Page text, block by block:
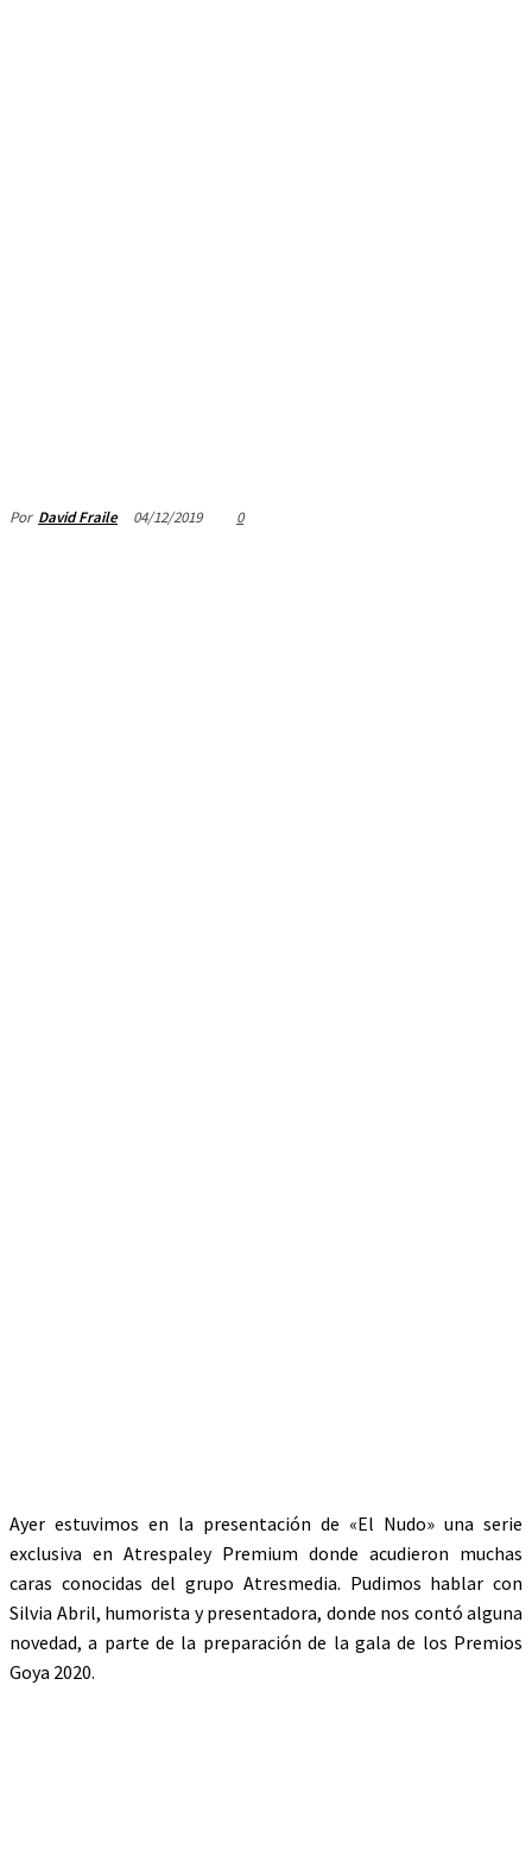
Por David Fraile 04/12/2019 0
Ayer estuvimos en la presentación de «El Nudo» una serie
exclusiva en Atrespaley Premium donde acudieron muchas
caras conocidas del grupo Atresmedia. Pudimos hablar con
Silvia Abril, humorista y presentadora, donde nos contó alguna
novedad, a parte de la preparación de la gala de los Premios
Goya 2020.